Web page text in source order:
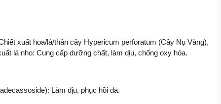
xuất hoa/lá/thân cây Hypericum perforatum (Cây Nụ Vàng),
lá nho: Cung cấp dưỡng chất, làm dịu, chống oxy hóa.
Làm dịu, phục hồi da.